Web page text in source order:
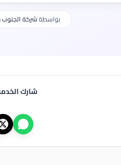
بواسطةشركة الجنوب
شارك